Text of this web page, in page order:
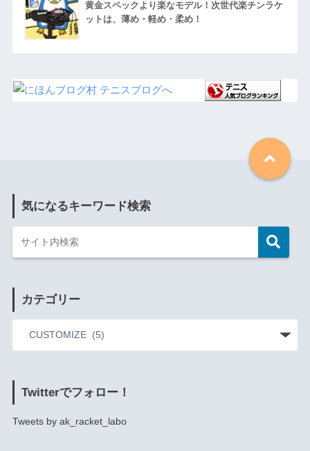
黄金スペックより楽なモデル！次世代楽チンラケ
ットは、薄め・軽め・柔め！
気になるキーワード検索
カテゴリー
Twitterでフォロー！
Tweets by ak_racket_labo